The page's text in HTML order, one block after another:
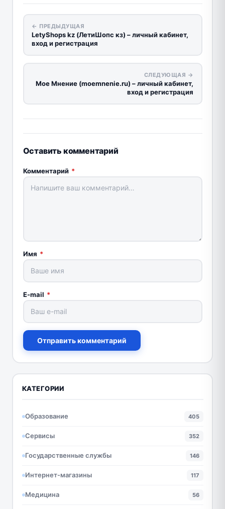
← ПРЕДЫДУЩАЯ
LetyShops kz (ЛетиШопс кз) – личный кабинет,
вход и регистрация
СЛЕДУЮЩАЯ →
Мое Мнение (moemnenie.ru) – личный кабинет,
вход и регистрация
Оставить комментарий
Комментарий *
Имя *
E-mail *
Отправить комментарий
КАТЕГОРИИ
Образование 405
Сервисы 352
Государственные службы 146
Интернет-магазины 117
Медицина 56